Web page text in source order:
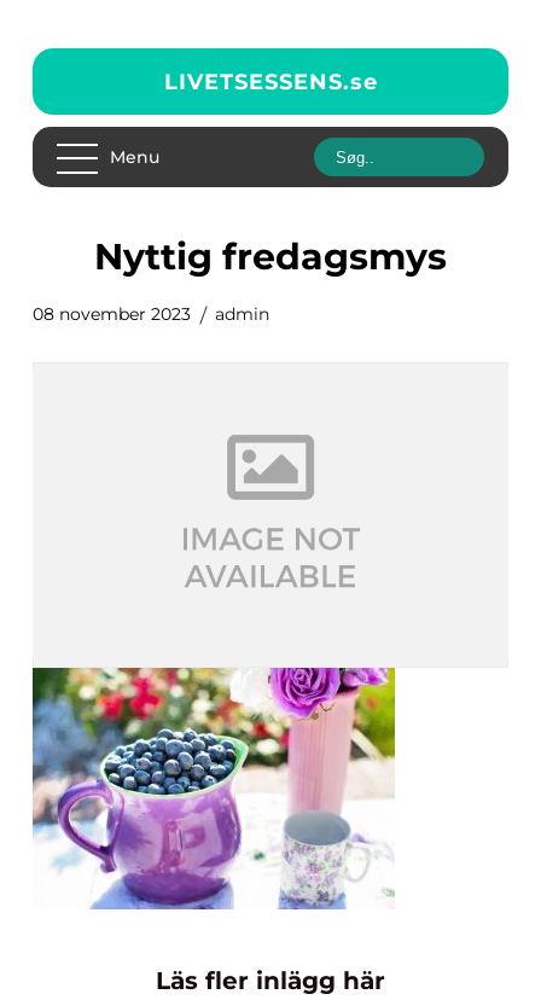
LIVETSESSENS.se
Menu
nyttig fredagsmys
08 november 2023 admin
Läs fler inlägg här